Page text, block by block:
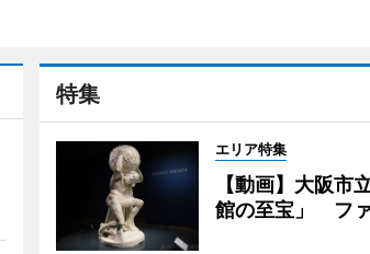
特集
エリア特集
【動画】大阪市
館の至宝」 フ